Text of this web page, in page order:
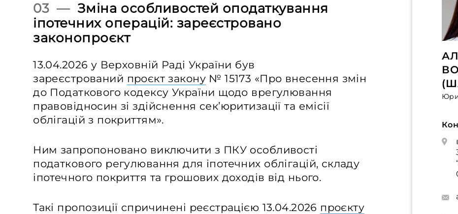
03 — Зміна особливостей оподаткування
іпотечних операцій: зареєстровано
законопроєкт
13.04.2026 у Верховній Раді України був
зареєстрований проєкт закону№ 15173 «Про внесення змін
до Податкового кодексу України щодо врегулювання
правовідносин зі здійснення сек’юритизації та емісії
облігацій з покриттям».
Ним запропоновано виключити з ПКУ особливості
податкового регулювання для іпотечних облігацій, складу
іпотечного покриття та грошових доходів від нього.
Такі пропозиції спричинені реєстрацією 13.04.2026 проєкту